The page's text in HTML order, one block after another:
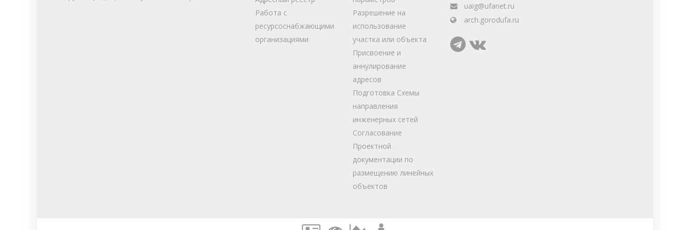
Работа с
ресурсоснабжающими
организациями
Разрешение на
использование
участка или объекта
Присвоение и
аннулирование
адресов
Подготовка Схемы
направления
инженерных сетей
Согласование
Проектной
документации по
размещению линейных
объектов
uaig@ufanet.ru
arch.gorodufa.ru